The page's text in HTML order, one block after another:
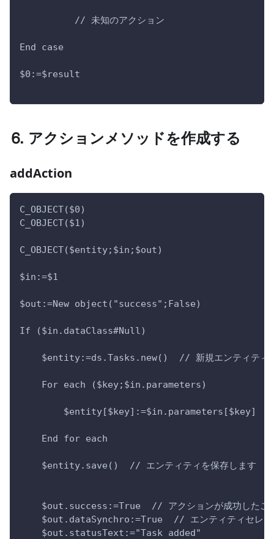
          // 未知のアクション
End case
$0:=$result
⒍ アクションメソッドを作成する
addAction
C_OBJECT($0)
C_OBJECT($1)
C_OBJECT($entity;$in;$out)
$in:=$1
$out:=New object("success";False)
If ($in.dataClass#Null)
$entity:=ds.Tasks.new()  // 新規エンティティ
    For each ($key;$in.parameters)
        $entity[$key]:=$in.parameters[$key]
    End for each
    $entity.save()  // エンティティを保存します
$out.success:=True  // アクションが成功したこ
$out.dataSynchro:=True  // エンティティセレク
    $out.statusText:="Task added"